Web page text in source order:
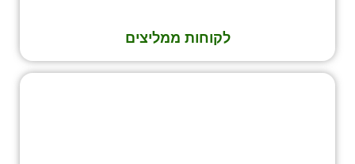
לקוחות ממליצים